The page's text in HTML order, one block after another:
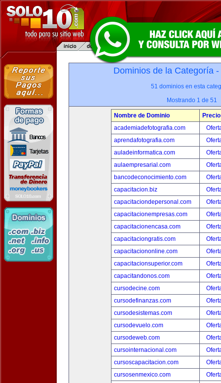
Dominios de la Categoría -
51 dominios en esta
Mostrando 1 de 51
Nombre de Dominio
Precio
academiadefotografia.com
aprendafotografia.com
auladeinformatica.com
aulaempresarial.com
bancodeconocimiento.com
capacitacion.biz
capacitaciondepersonal.com
capacitacionempresas.com
capacitacionencasa.com
capacitaciongratis.com
capacitaciononline.com
capacitacionsuperior.com
capacitandonos.com
cursodecine.com
cursodefinanzas.com
cursodesistemas.com
cursodevuelo.com
cursodeweb.com
cursointernacional.com
cursoscapacitacion.com
cursosenmexico.com